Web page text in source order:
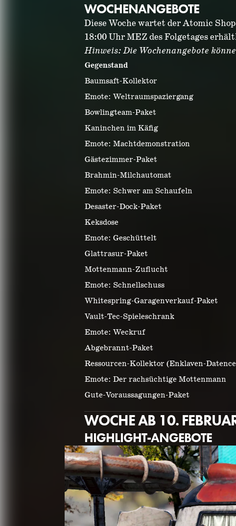
WOCHENANGEBOTE
Diese Woche wartet der Atomic
18:00 Uhr MEZ des Folgetages
Hinweis: Die Wochenangebote
Gegenstand
Baumsaft-Kollektor
Emote: Weltraumspaziergang
Bowlingteam-Paket
Kaninchen im Käfig
Emote: Machtdemonstration
Gästezimmer-Paket
Brahmin-Milchautomat
Emote: Schwer am Schaufeln
Desaster-Dock-Paket
Keksdose
Emote: Geschüttelt
Glattrasur-Paket
Mottenmann-Zuflucht
Emote: Schnellschuss
Whitespring-Garagenverkauf-Paket
Vault-Tec-Spieleschrank
Emote: Weckruf
Abgebrannt-Paket
Ressourcen-Kollektor (Enklaven-
Emote: Der rachsüchtige Mottenmann
Gute-Voraussagungen-Paket
WOCHE AB 10.
HIGHLIGHT-ANGEBOTE